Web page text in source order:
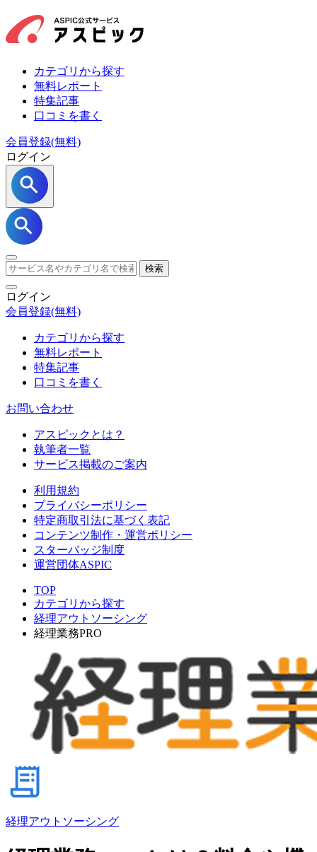
カテゴリから探す
無料レポート
特集記事
口コミを書く
会員登録(無料)
ログイン
検索
ログイン
会員登録(無料)
カテゴリから探す
無料レポート
特集記事
口コミを書く
お問い合わせ
アスピックとは？
執筆者一覧
サービス掲載のご案内
利用規約
プライバシーポリシー
特定商取引法に基づく表記
コンテンツ制作・運営ポリシー
スターバッジ制度
運営団体ASPIC
TOP
カテゴリから探す
経理アウトソーシング
経理業務PRO
経理アウトソーシング